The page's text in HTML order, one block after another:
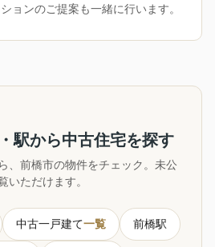
ョンのご提案も一緒に行います。
駅から中古住宅を探す
、前橋市の物件をチェック。未公
いただけます。
中古一戸建て一覧 前橋駅